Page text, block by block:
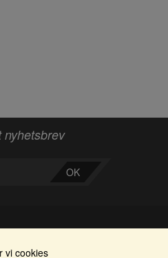
nyhetsbrev
OK
Områden
vi cookies